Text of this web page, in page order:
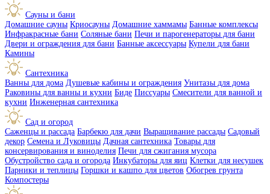
Сауны и бани
Домашние сауны Криосауны Домашние хаммамы Банные комплексы
Инфракрасные бани Соляные бани Печи и парогенераторы для бани
Двери и ограждения для бани Банные аксессуары Купели для бани
Камины
Сантехника
Ванны для дома Душевые кабины и ограждения Унитазы для дома
Раковины для ванны и кухни Биде Писсуары Смесители для ванной и
кухни Инженерная сантехника
Сад и огород
Саженцы и рассада Барбекю для дачи Выращивание рассады Садовый
декор Семена и Луковицы Дачная сантехника Товары для
консервирования и виноделия Печи для сжигания мусора
Обустройство сада и огорода Инкубаторы для яиц Клетки для несушек
Парники и теплицы Горшки и кашпо для цветов Обогрев грунта
Компостеры